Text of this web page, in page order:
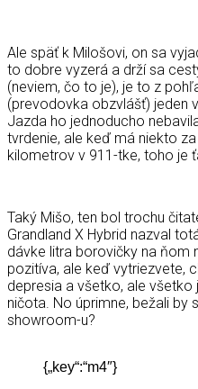
Ale späť k Milošovi, on sa
to dobre vyzerá a drží sa
(neviem, čo to je), je to z
(prevodovka obzvlášť) jeden
Jazda ho jednoducho
tvrdenie, ale keď má niekto
kilometrov v 911-tke, toho je
Taký Mišo, ten bol trochu
Grandland X Hybrid nazval
dávke litra borovičky na ňom
pozitíva, ale keď vytriezvete,
depresia a všetko, ale všetko
ničota. No úprimne, bežali
showroom-u?
{„key“:“m4″}